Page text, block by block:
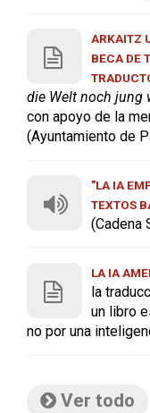
ARKAITZ
BECA DE
die Welt noch jung
con apoyo de la
(Ayuntamiento de
"LA IA
TEXTOS
(Cadena
LA IA
la
un libro
no por una
Ver todo